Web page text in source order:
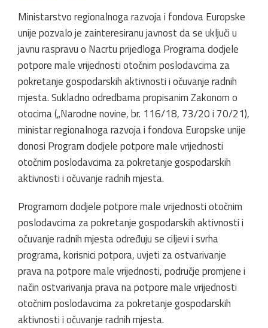
Ministarstvo regionalnoga razvoja i fondova Europske
unije pozvalo je zainteresiranu javnost da se uključi u
javnu raspravu o Nacrtu prijedloga Programa dodjele
potpore male vrijednosti otočnim poslodavcima za
pokretanje gospodarskih aktivnosti i očuvanje radnih
mjesta. Sukladno odredbama propisanim Zakonom o
otocima („Narodne novine, br. 116/18, 73/20 i 70/21),
ministar regionalnoga razvoja i fondova Europske unije
donosi Program dodjele potpore male vrijednosti
otočnim poslodavcima za pokretanje gospodarskih
aktivnosti i očuvanje radnih mjesta.
Programom dodjele potpore male vrijednosti otočnim
poslodavcima za pokretanje gospodarskih aktivnosti i
očuvanje radnih mjesta određuju se ciljevi i svrha
programa, korisnici potpora, uvjeti za ostvarivanje
prava na potpore male vrijednosti, područje promjene i
način ostvarivanja prava na potpore male vrijednosti
otočnim poslodavcima za pokretanje gospodarskih
aktivnosti i očuvanje radnih mjesta.